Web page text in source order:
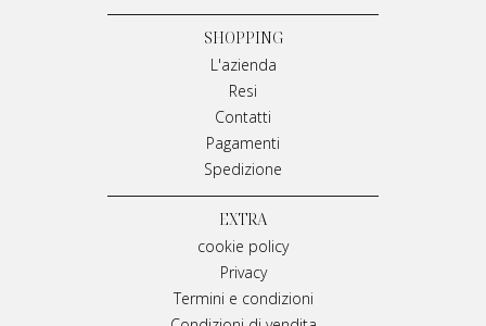
SHOPPING
L'azienda
Resi
Contatti
Pagamenti
Spedizione
EXTRA
cookie policy
Privacy
Termini e condizioni